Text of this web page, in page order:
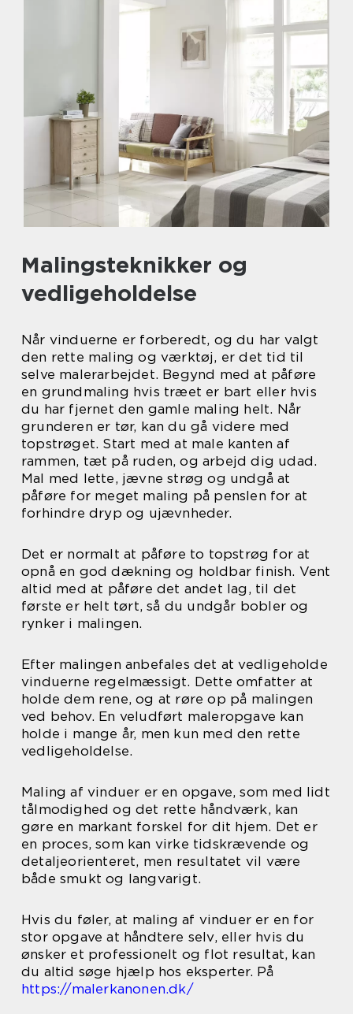
Malingsteknikker og
vedligeholdelse
Når vinduerne er forberedt, og du har valgt
den rette maling og værktøj, er det tid til
selve malerarbejdet. Begynd med at påføre
en grundmaling hvis træet er bart eller hvis
du har fjernet den gamle maling helt. Når
grunderen er tør, kan du gå videre med
topstrøget. Start med at male kanten af
rammen, tæt på ruden, og arbejd dig udad.
Mal med lette, jævne strøg og undgå at
påføre for meget maling på penslen for at
forhindre dryp og ujævnheder.
Det er normalt at påføre to topstrøg for at
opnå en god dækning og holdbar finish. Vent
altid med at påføre det andet lag, til det
første er helt tørt, så du undgår bobler og
rynker i malingen.
Efter malingen anbefales det at vedligeholde
vinduerne regelmæssigt. Dette omfatter at
holde dem rene, og at røre op på malingen
ved behov. En veludført maleropgave kan
holde i mange år, men kun med den rette
vedligeholdelse.
Maling af vinduer er en opgave, som med lidt
tålmodighed og det rette håndværk, kan
gøre en markant forskel for dit hjem. Det er
en proces, som kan virke tidskrævende og
detaljeorienteret, men resultatet vil være
både smukt og langvarigt.
Hvis du føler, at maling af vinduer er en for
stor opgave at håndtere selv, eller hvis du
ønsker et professionelt og flot resultat, kan
du altid søge hjælp hos eksperter. På
https://malerkanonen.dk/